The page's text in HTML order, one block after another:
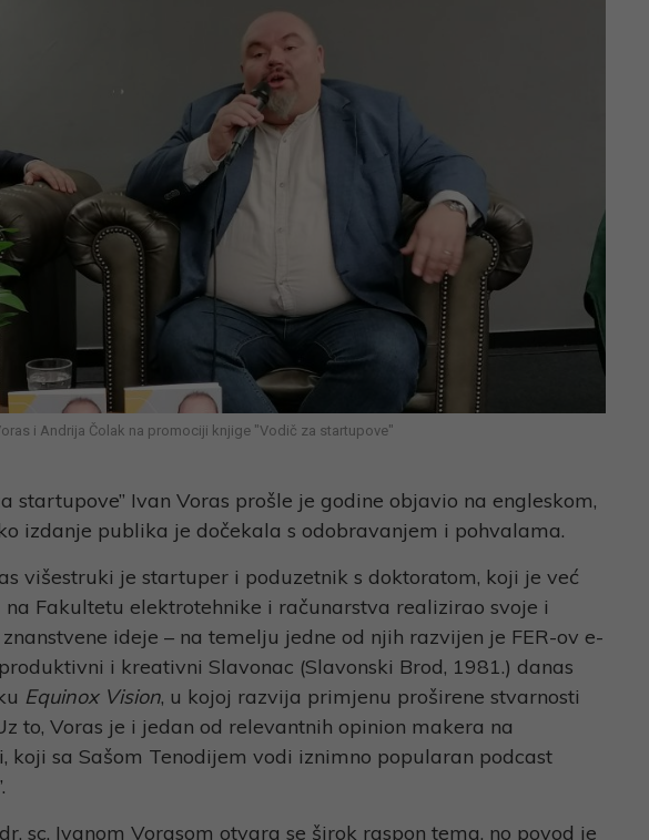
i Andrija Čolak na promociji knjige "Vodič za startupove"
startupove” Ivan Voras prošle je godine objavio na engleskom,
izdanje publika je dočekala s odobravanjem i pohvalama.
višestruki je startuper i poduzetnik s doktoratom, koji je već
Fakultetu elektrotehnike i računarstva realizirao svoje i
ideje – na temelju jedne od njih razvijen je FER-ov e-
i kreativni Slavonac (Slavonski Brod, 1981.) danas
Equinox Vision, u kojoj razvija primjenu proširene stvarnosti
to, Voras je i jedan od relevantnih opinion makera na
koji sa Sašom Tenodijem vodi iznimno popularan podcast
sc. Ivanom Vorasom otvara se širok raspon tema, no povod je